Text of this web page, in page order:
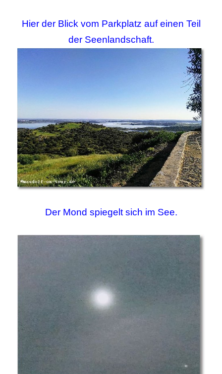
Hier der Blick vom Parkplatz auf einen Teil
der Seenlandschaft.
Der Mond spiegelt sich im See.